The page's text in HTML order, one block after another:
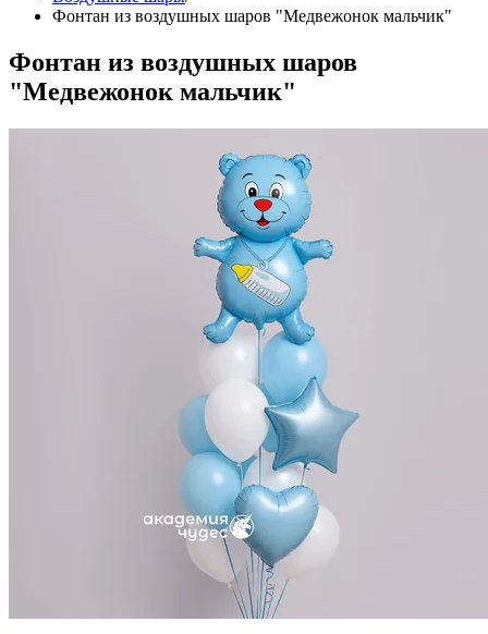
Фонтан из воздушных шаров "Медвежонок мальчик"
Фонтан из воздушных шаров
"Медвежонок мальчик"